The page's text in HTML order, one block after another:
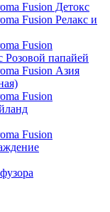
Fusion Детокс
Fusion Релакс и
Fusion
папайей
Fusion Азия
Fusion
Fusion